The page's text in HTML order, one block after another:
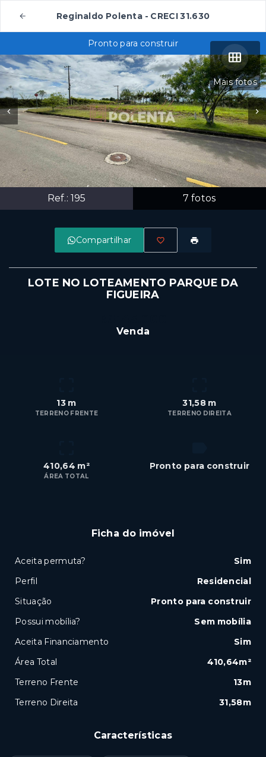
Reginaldo Polenta - CRECI 31.630
Mais fotos
Ref.: 195 7 fotos
Pronto para construir
Compartilhar
LOTE NO LOTEAMENTO PARQUE DA
FIGUEIRA
Venda
13 m
TERRENO FRENTE
31,58 m
TERRENO DIREITA
410,64 m²
ÁREA TOTAL
Pronto para construir
Características
Ficha do imóvel
Aceita permuta?
Sim
Perfil
Residencial
Situação
Pronto para construir
Possui mobília?
Sem mobília
Aceita Financiamento
Sim
Área Total
410,64m²
Terreno Frente
13m
Terreno Direita
31,58m